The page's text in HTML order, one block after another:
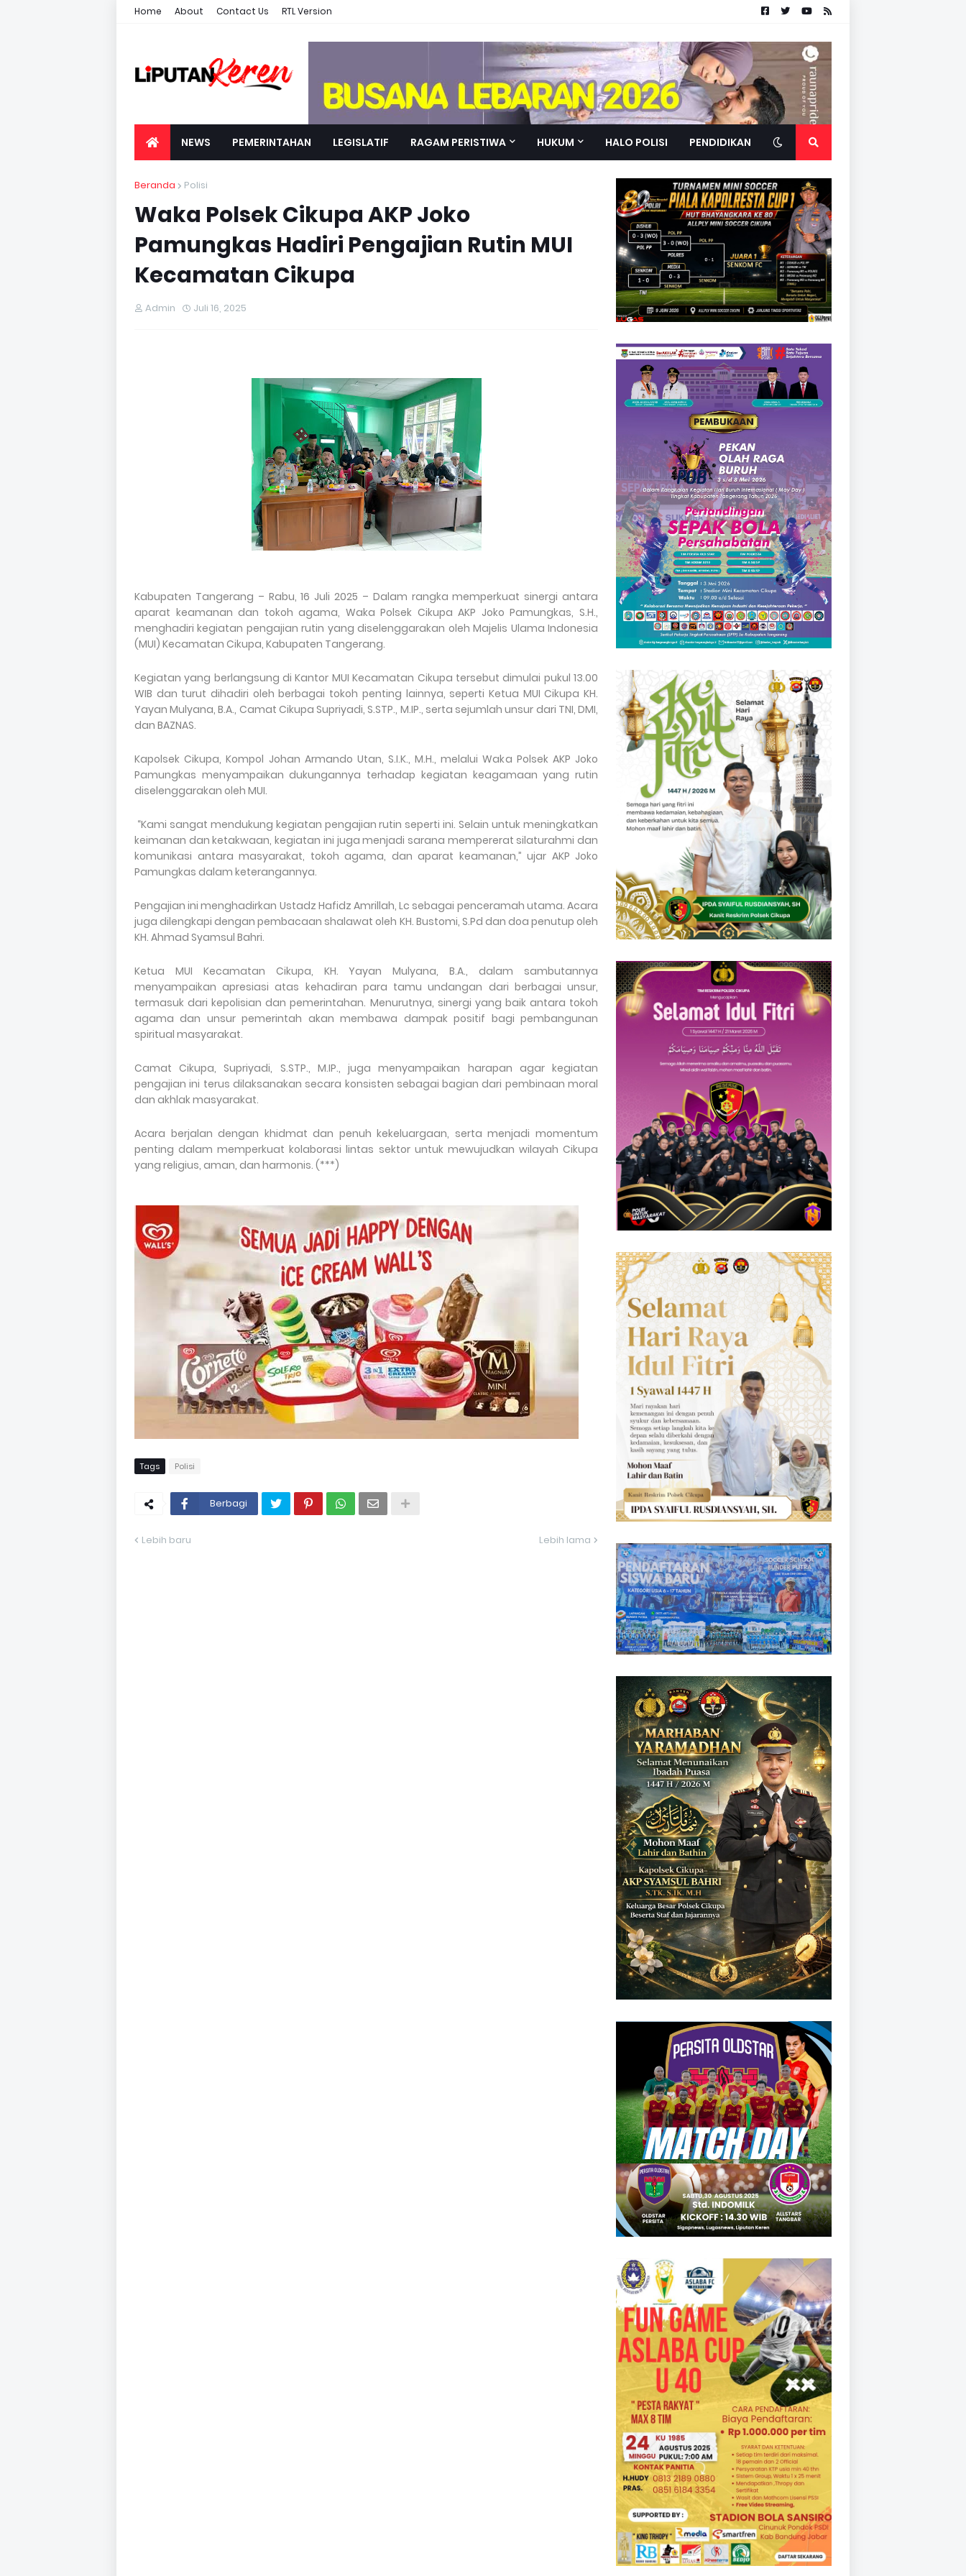
Home About Contact Us RTL Version
NEWS PEMERINTAHAN LEGISLATIF RAGAM PERISTIWA HUKUM HALO POLISI PENDIDIKAN
Beranda Polisi
Waka Polsek Cikupa AKP Joko
Pamungkas Hadiri Pengajian Rutin MUI
Kecamatan Cikupa
Admin Juli 16, 2025
Kabupaten Tangerang – Rabu, 16 Juli 2025 – Dalam rangka memperkuat sinergi antara
aparat keamanan dan tokoh agama, Waka Polsek Cikupa AKP Joko Pamungkas, S.H.,
menghadiri kegiatan pengajian rutin yang diselenggarakan oleh Majelis Ulama Indonesia
(MUI) Kecamatan Cikupa, Kabupaten Tangerang.
Kegiatan yang berlangsung di Kantor MUI Kecamatan Cikupa tersebut dimulai pukul 13.00
WIB dan turut dihadiri oleh berbagai tokoh penting lainnya, seperti Ketua MUI Cikupa KH.
Yayan Mulyana, B.A., Camat Cikupa Supriyadi, S.STP., M.IP., serta sejumlah unsur dari TNI, DMI,
dan BAZNAS.
Kapolsek Cikupa, Kompol Johan Armando Utan, S.I.K., M.H., melalui Waka Polsek AKP Joko
Pamungkas menyampaikan dukungannya terhadap kegiatan keagamaan yang rutin
diselenggarakan oleh MUI.
“Kami sangat mendukung kegiatan pengajian rutin seperti ini. Selain untuk meningkatkan
keimanan dan ketakwaan, kegiatan ini juga menjadi sarana mempererat silaturahmi dan
komunikasi antara masyarakat, tokoh agama, dan aparat keamanan,” ujar AKP Joko
Pamungkas dalam keterangannya.
Pengajian ini menghadirkan Ustadz Hafidz Amrillah, Lc sebagai penceramah utama. Acara
juga dilengkapi dengan pembacaan shalawat oleh KH. Bustomi, S.Pd dan doa penutup oleh
KH. Ahmad Syamsul Bahri.
Ketua MUI Kecamatan Cikupa, KH. Yayan Mulyana, B.A., dalam sambutannya
menyampaikan apresiasi atas kehadiran para tamu undangan dari berbagai unsur,
termasuk dari kepolisian dan pemerintahan. Menurutnya, sinergi yang baik antara tokoh
agama dan unsur pemerintah akan membawa dampak positif bagi pembangunan
spiritual masyarakat.
Camat Cikupa, Supriyadi, S.STP., M.IP., juga menyampaikan harapan agar kegiatan
pengajian ini terus dilaksanakan secara konsisten sebagai bagian dari pembinaan moral
dan akhlak masyarakat.
Acara berjalan dengan khidmat dan penuh kekeluargaan, serta menjadi momentum
penting dalam memperkuat kolaborasi lintas sektor untuk mewujudkan wilayah Cikupa
yang religius, aman, dan harmonis. (***)
Tags Polisi
Berbagi
Lebih baru Lebih lama